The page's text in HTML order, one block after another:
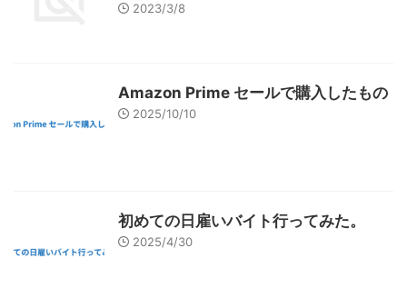
2023/3/8
Amazon Prime セールで購入したもの
2025/10/10
初めての日雇いバイト行ってみた。
2025/4/30